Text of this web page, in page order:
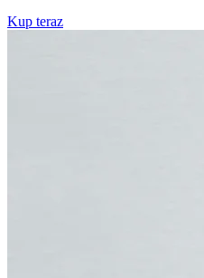
Kup teraz